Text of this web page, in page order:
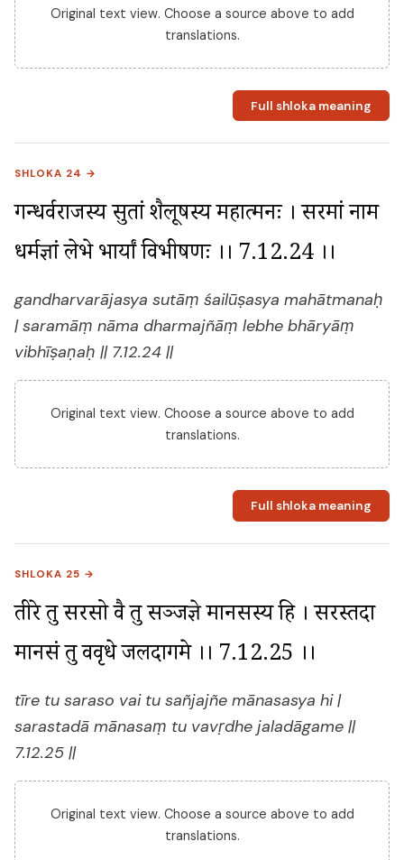
Original text view. Choose a source above to add
translations.
Full shloka meaning
SHLOKA 24 →
गन्धर्वराजस्य सुतां शैलूषस्य महात्मनः । सरमां नाम
धर्मज्ञां लेभे भार्यां विभीषणः ।। 7.12.24 ।।
gandharvarājasya sutāṃ śailūṣasya mahātmanaḥ
| saramāṃ nāma dharmajñāṃ lebhe bhāryāṃ
vibhīṣaṇaḥ || 7.12.24 ||
Original text view. Choose a source above to add
translations.
Full shloka meaning
SHLOKA 25 →
तीरे तु सरसो वै तु सञ्जज्ञे मानसस्य हि । सरस्तदा
मानसं तु ववृधे जलदागमे ।। 7.12.25 ।।
tīre tu saraso vai tu sañjajñe mānasasya hi |
sarastadā mānasaṃ tu vavṛdhe jaladāgame ||
7.12.25 ||
Original text view. Choose a source above to add
translations.